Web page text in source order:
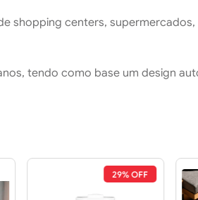
shopping centers,
tendo como base um design
29% OFF